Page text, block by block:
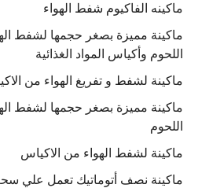
ماكينه الفاكيوم شفط الهواء
ماكينة مميزة بصغر حجمها لشفط
اللحوم وأكياس المواد الغذائية
ماكينة لشفط و تفريغ الهواء من
ماكينة مميزة بصغر حجمها لشفط
اللحوم
ماكينة لشفط الهواء من الاكياس
ماكينة نصف أتوماتيك تعمل علي